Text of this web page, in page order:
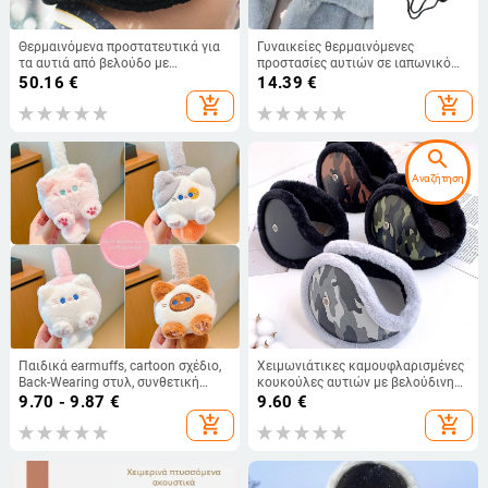
Θερμαινόμενα προστατευτικά για
τα αυτιά από βελούδο με
ηλεκτρική θέρμανση - Unisex,
διπλούμενα, χειμερινό μοτίβο,
μονόχρωμο
50.16 €
add_shopping_cart
Γυναικείες θερμαινόμενες
προστασίες αυτιών σε ιαπωνικό
στυλ με λουλούδια, πλεκτές με
κορδόνι, μονόχρωμο σχέδιο,
πολυεστερική ίνα, διατηρούν τη
χειμώνα/φθινόπωρο
14.39 €
add_shopping_cart
Παιδικά earmuffs, cartoon σχέδιο,
Back-Wearing στυλ, συνθετική
γούνα λαγουδάκι, χειμώνας
9.70 - 9.87 €
add_shopping_cart
Χειμωνιάτικες καμουφλαρισμένες
κουκούλες αυτιών με βελούδινη
επένδυση και παχιά κατασκευή,
κατάλληλες για εξωτερικές
μετακινήσεις και ποδηλασία
9.60 €
add_shopping_cart
search
Αναζήτηση